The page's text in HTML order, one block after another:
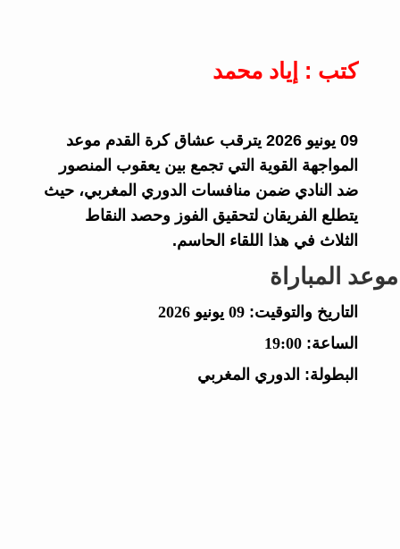
كتب : إياد محمد
09 يونيو 2026 يترقب عشاق كرة القدم موعد
المواجهة القوية التي تجمع بين يعقوب المنصور
ضد النادي ضمن منافسات الدوري المغربي، حيث
يتطلع الفريقان لتحقيق الفوز وحصد النقاط
الثلاث في هذا اللقاء الحاسم.
موعد المباراة
التاريخ والتوقيت: 09 يونيو 2026
الساعة: 19:00
البطولة: الدوري المغربي